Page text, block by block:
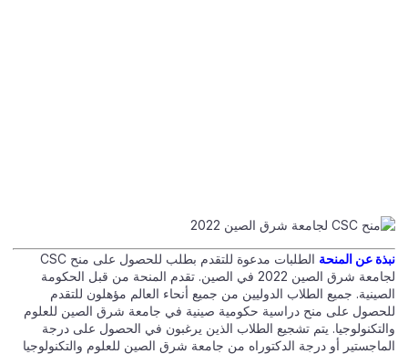
عن المنحة
الطلبات مدعوة للتقدم بطلب للحصول على منح CSC
لجامعة شرق الصين 2022 في الصين. تقدم المنحة من قبل الحكومة
جميع الطلاب الدوليين من جميع أنحاء العالم مؤهلون للتقدم
على منح دراسية حكومية صينية في جامعة شرق الصين للعلوم
يتم تشجيع الطلاب الذين يرغبون في الحصول على درجة
أو درجة الدكتوراه من جامعة شرق الصين للعلوم والتكنولوجيا